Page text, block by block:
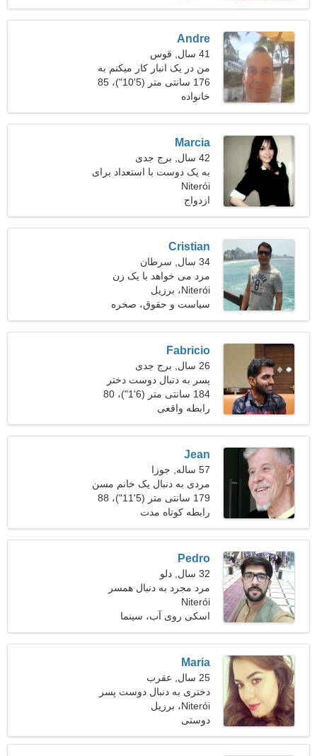
Andre
41 سال, قوس
من در یک انبار کار میکنم به
یک خانم شیک پوش نیازمندم
176 سانتی متر (5'10")، 85
کیلوگرم (187 پوند)
خانواده
Marcia
42 سال, برج جدی
به یک دوست با استعداد برای
آشپزی با هم نیاز دارم
Niterói
ازدواج
Cristian
34 سال, سرطان
مرد می خواهد با یک زن
ملاقات کند
Niterói، برزیل
سیاست و حقوق، صخره
نوردی
Fabricio
26 سال, برج جدی
پسر به دنبال دوست دختر
است
184 سانتی متر (6'1")، 80
کیلوگرم (176 پوند)
رابطه واقعی
Jean
57 ساله, جوزا
مردی به دنبال یک خانم مسن
46-52
179 سانتی متر (5'11")، 88
کیلوگرم (194 پوند)
رابطه کوتاه مدت
Pedro
32 سال, دلو
مرد مجرد به دنبال همسر
Niterói
اسکی روی آب، سینما
Maria
25 سال, عقرب
دختری به دنبال دوست پسر
Niterói، برزیل
دوستی